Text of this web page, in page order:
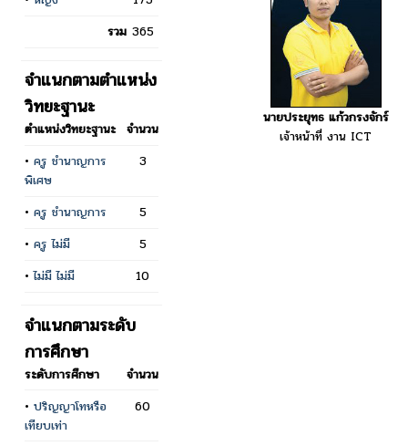
รวม 365
จำแนกตามตำแหน่ง
วิทยะฐานะ
ตำแหน่งวิทยะฐานะ จำนวน
• ครู ชำนาญการ
พิเศษ
3
• ครู ชำนาญการ
5
• ครู ไม่มี
5
•ไม่มี ไม่มี 10
จำแนกตามระดับ
การศึกษา
ระดับการศึกษา
จำนวน
• ปริญญาโทหรือ
เทียบเท่า
60
นายประยุทธ แก้วกรงจักร์
เจ้าหน้าที่ งาน ICT